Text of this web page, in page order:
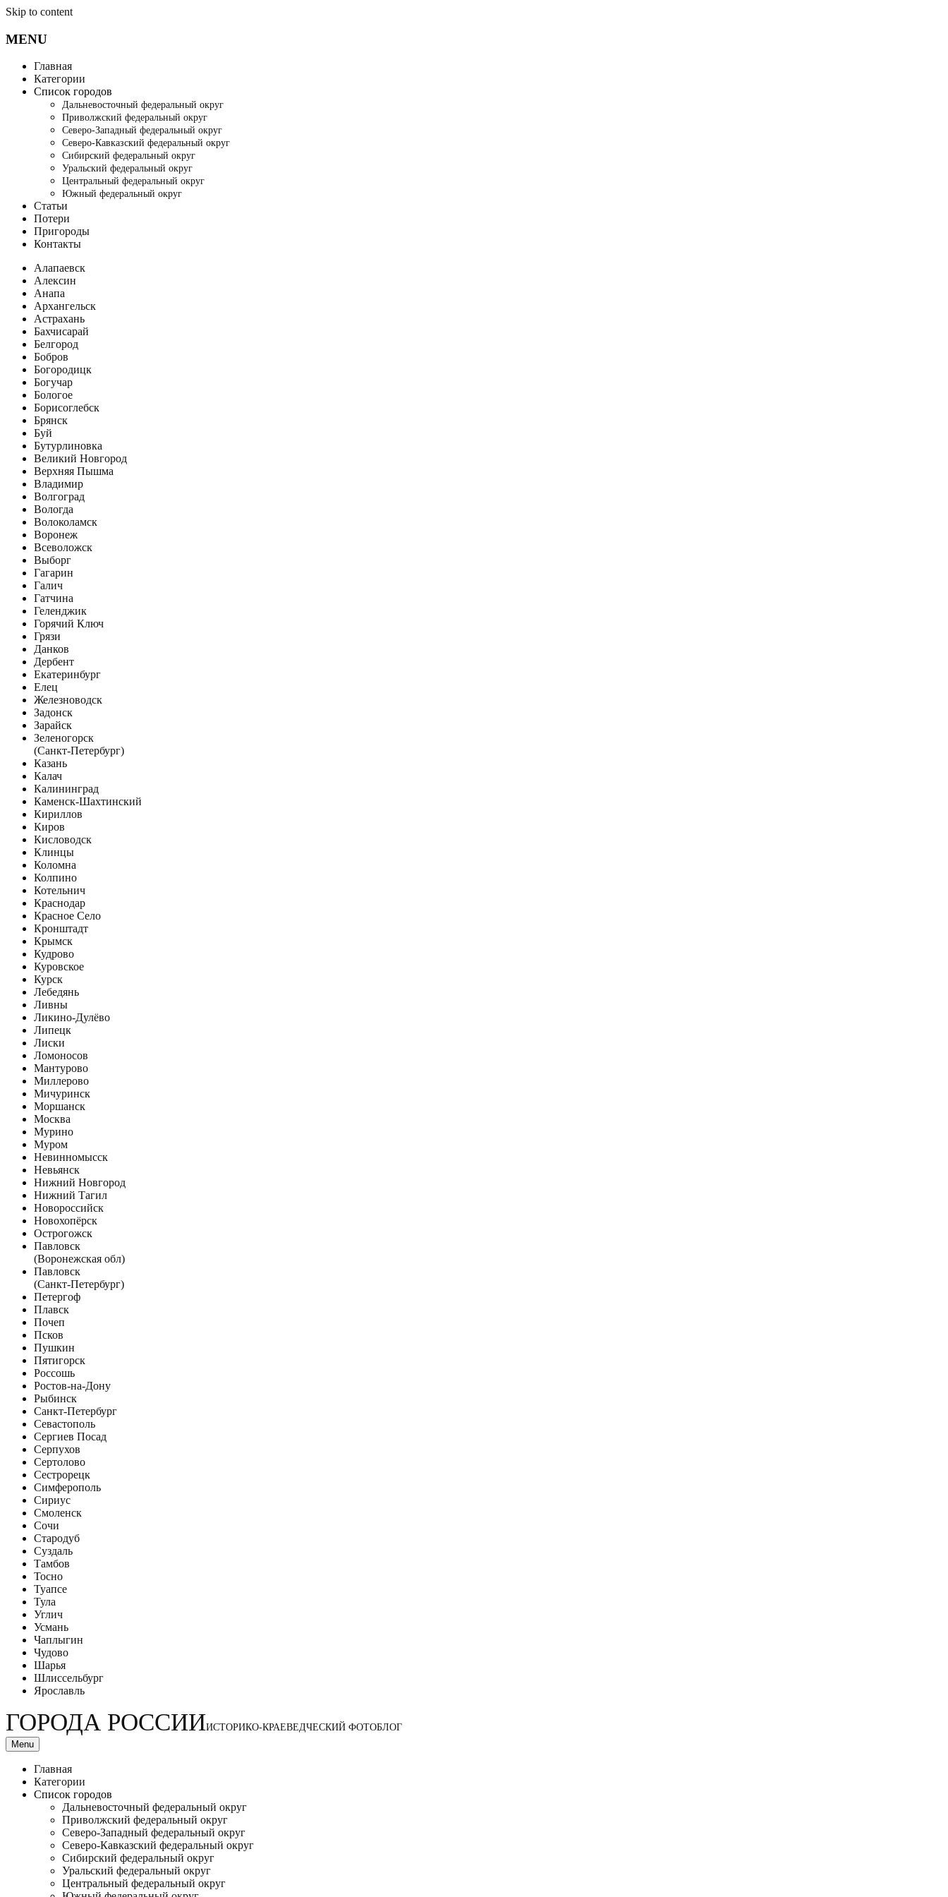
Skip to content
MENU
Главная
Категории
Список городов
Дальневосточный федеральный округ
Приволжский федеральный округ
Северо-Западный федеральный округ
Северо-Кавказский федеральный округ
Сибирский федеральный округ
Уральский федеральный округ
Центральный федеральный округ
Южный федеральный округ
Статьи
Потери
Пригороды
Контакты
Алапаевск
Алексин
Анапа
Архангельск
Астрахань
Бахчисарай
Белгород
Бобров
Богородицк
Богучар
Бологое
Борисоглебск
Брянск
Буй
Бутурлиновка
Великий Новгород
Верхняя Пышма
Владимир
Волгоград
Вологда
Волоколамск
Воронеж
Всеволожск
Выборг
Гагарин
Галич
Гатчина
Геленджик
Горячий Ключ
Грязи
Данков
Дербент
Екатеринбург
Елец
Железноводск
Задонск
Зарайск
Зеленогорск
(Санкт-Петербург)
Казань
Калач
Калининград
Каменск-Шахтинский
Кириллов
Киров
Кисловодск
Клинцы
Коломна
Колпино
Котельнич
Краснодар
Красное Село
Кронштадт
Крымск
Кудрово
Куровское
Курск
Лебедянь
Ливны
Ликино-Дулёво
Липецк
Лиски
Ломоносов
Мантурово
Миллерово
Мичуринск
Моршанск
Москва
Мурино
Муром
Невинномысск
Невьянск
Нижний Новгород
Нижний Тагил
Новороссийск
Новохопёрск
Острогожск
Павловск
(Воронежская обл)
Павловск
(Санкт-Петербург)
Петергоф
Плавск
Почеп
Псков
Пушкин
Пятигорск
Россошь
Ростов-на-Дону
Рыбинск
Санкт-Петербург
Севастополь
Сергиев Посад
Серпухов
Сертолово
Сестрорецк
Симферополь
Сириус
Смоленск
Сочи
Стародуб
Суздаль
Тамбов
Тосно
Туапсе
Тула
Углич
Усмань
Чаплыгин
Чудово
Шарья
Шлиссельбург
Ярославль
ГОРОДА РОССИИИСТОРИКО-КРАЕВЕДЧЕСКИЙ ФОТОБЛОГ
Menu
Главная
Категории
Список городов
Дальневосточный федеральный округ
Приволжский федеральный округ
Северо-Западный федеральный округ
Северо-Кавказский федеральный округ
Сибирский федеральный округ
Уральский федеральный округ
Центральный федеральный округ